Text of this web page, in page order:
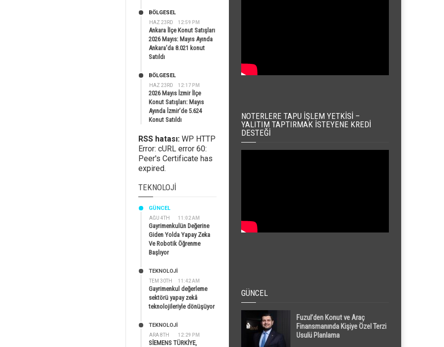
HAZ 23RD 12:59 PM
BÖLGESEL
Ankara İlçe Konut Satışları
2026 Mayıs: Mayıs Ayında
Ankara’da 8.021 konut
Satıldı
HAZ 23RD 12:17 PM
BÖLGESEL
2026 Mayıs İzmir İlçe
Konut Satışları: Mayıs
Ayında İzmir’de 5.624
Konut Satıldı
RSS hatası: WP HTTP
Error: cURL error 60:
Peer's Certificate has
expired.
TEKNOLOJI
AĞU 4TH 11:02 AM
GÜNCEL
Gayrimenkulün Değerine
Giden Yolda Yapay Zeka
Ve Robotik Öğrenme
Başlıyor
TEM 30TH 11:42 AM
TEKNOLOJİ
Gayrimenkul değerleme
sektörü yapay zekâ
teknolojileriyle dönüşüyor
ARA 8TH 12:29 PM
TEKNOLOJİ
SİEMENS TÜRKİYE,
NOTERLERE TAPU İŞLEM YETKISI –
YALITIM TAPTIRMAK İSTEYENE KREDI
DESTEĞI
GÜNCEL
Fuzul’den Konut ve Araç
Finansmanında Kişiye Özel Terzi
Usulü Planlama